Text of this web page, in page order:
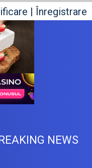
| Înregistrare
NEWS